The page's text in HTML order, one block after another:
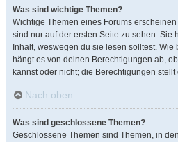
Was sind wichtige Themen?
Wichtige Themen eines Forums
sind nur auf der ersten Seite zu sehen. Sie
Inhalt, weswegen du sie lesen solltest.
hängt es von deinen Berechtigungen ab,
kannst oder nicht; die Berechtigungen
Nach oben
Was sind geschlossene Themen?
Geschlossene Themen sind Themen, in